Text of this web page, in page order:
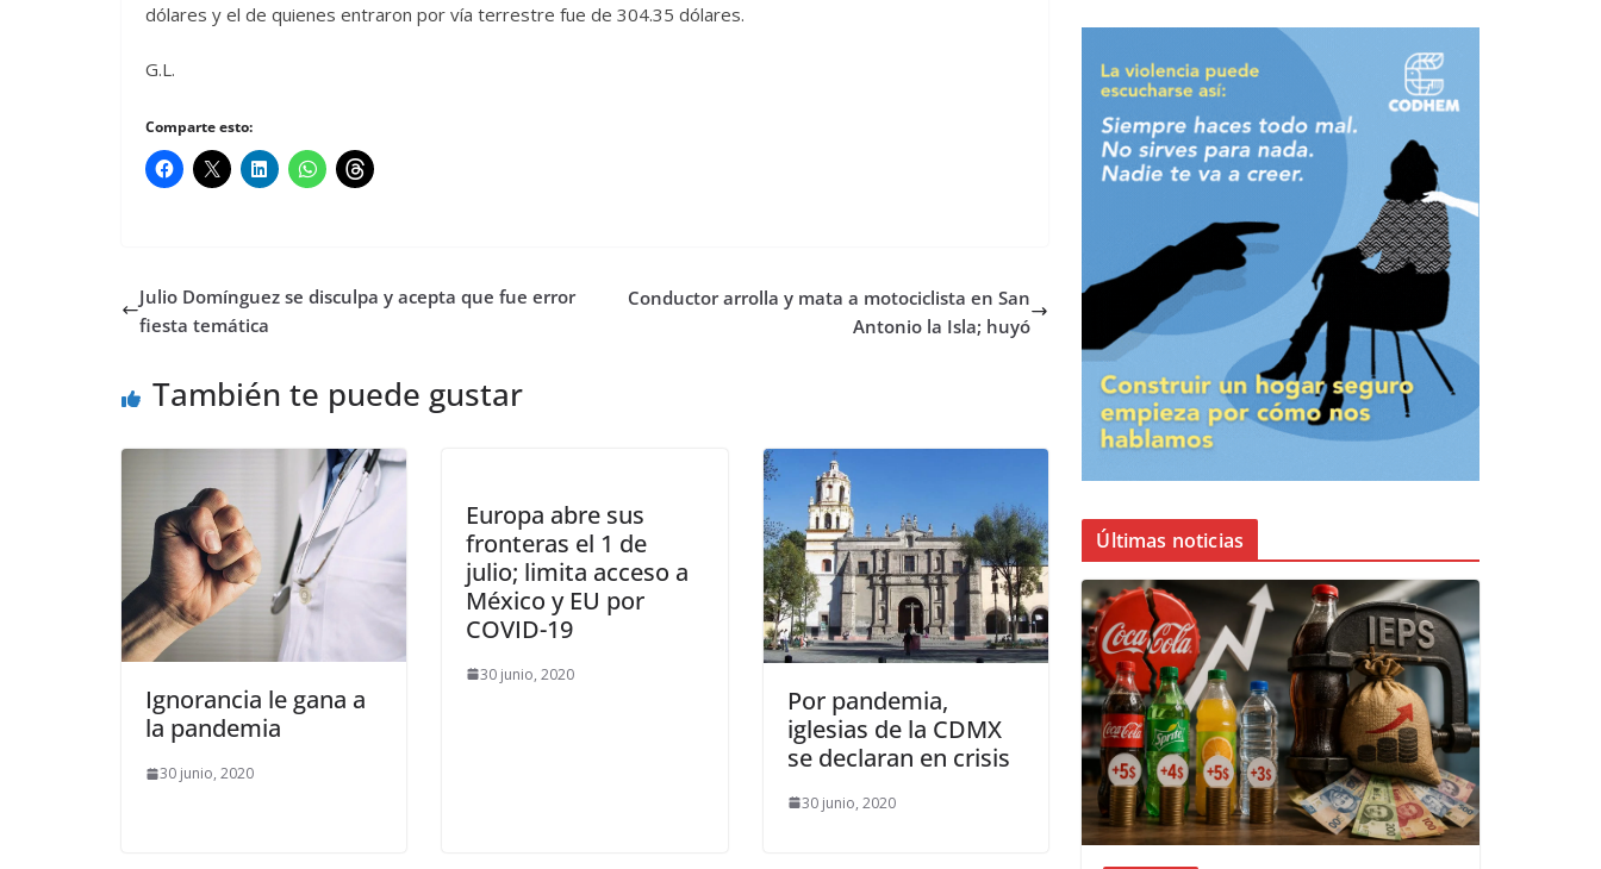
dólares y el de quienes entraron por vía terrestre fue de 304.35 dólares.
G.L.
Comparte esto:
Julio Domínguez se disculpa y acepta que fue error
fiesta temática
Conductor arrolla y mata a motociclista en San
Antonio la Isla; huyó
También te puede gustar
Ignorancia le gana a
la pandemia
30 junio, 2020
Europa abre sus
fronteras el 1 de
julio; limita acceso a
México y EU por
COVID-19
30 junio, 2020
Por pandemia,
iglesias de la CDMX
se declaran en crisis
30 junio, 2020
Últimas noticias